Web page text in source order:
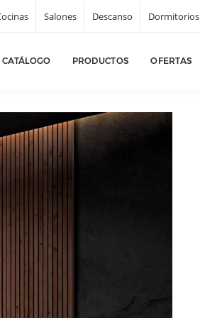
Salones Descanso Dormitorios
CATÁLOGO PRODUCTOS OFERTAS